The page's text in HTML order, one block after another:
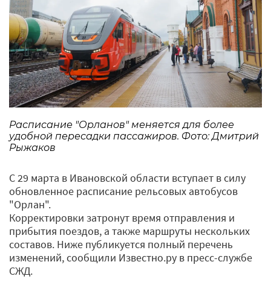
Расписание "Орланов" меняется для более
удобной пересадки пассажиров. Фото: Дмитрий
Рыжаков
С 29 марта в Ивановской области вступает в силу
обновленное расписание рельсовых автобусов
"Орлан".
Корректировки затронут время отправления и
прибытия поездов, а также маршруты нескольких
составов. Ниже публикуется полный перечень
изменений, сообщили Известно.ру в пресс-службе
СЖД.